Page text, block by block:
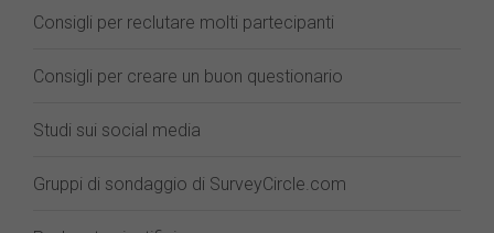
Consigli per reclutare molti partecipanti
Consigli per creare un buon questionario
Studi sui social media
Gruppi di sondaggio di SurveyCircle.com